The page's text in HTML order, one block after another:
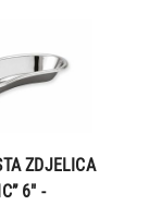
ZDJELICA
6" -